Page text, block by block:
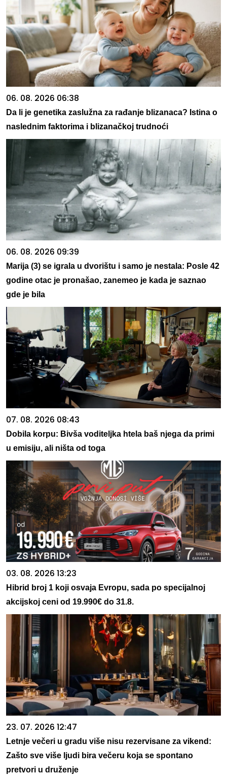
06. 08. 2026 06:38
Da li je genetika zaslužna za rađanje blizanaca? Istina o
naslednim faktorima i blizanačkoj trudnoći
06. 08. 2026 09:39
Marija (3) se igrala u dvorištu i samo je nestala: Posle 42
godine otac je pronašao, zanemeo je kada je saznao
gde je bila
07. 08. 2026 08:43
Dobila korpu: Bivša voditeljka htela baš njega da primi
u emisiju, ali ništa od toga
03. 08. 2026 13:23
Hibrid broj 1 koji osvaja Evropu, sada po specijalnoj
akcijskoj ceni od 19.990€ do 31.8.
23. 07. 2026 12:47
Letnje večeri u gradu više nisu rezervisane za vikend:
Zašto sve više ljudi bira večeru koja se spontano
pretvori u druženje